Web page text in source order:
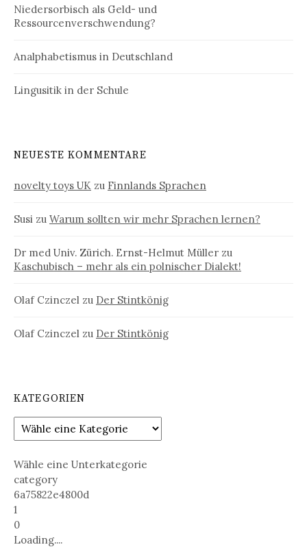
Niedersorbisch als Geld- und
Ressourcenverschwendung?
Analphabetismus in Deutschland
Lingusitik in der Schule
NEUESTE KOMMENTARE
novelty toys UK zu Finnlands Sprachen
Susi zu Warum sollten wir mehr Sprachen lernen?
Dr med Univ. Zürich. Ernst-Helmut Müller zu
Kaschubisch – mehr als ein polnischer Dialekt!
Olaf Czinczel zu Der Stintkönig
Olaf Czinczel zu Der Stintkönig
KATEGORIEN
Wähle eine Unterkategorie
category
6a75822e4800d
1
0
Loading....